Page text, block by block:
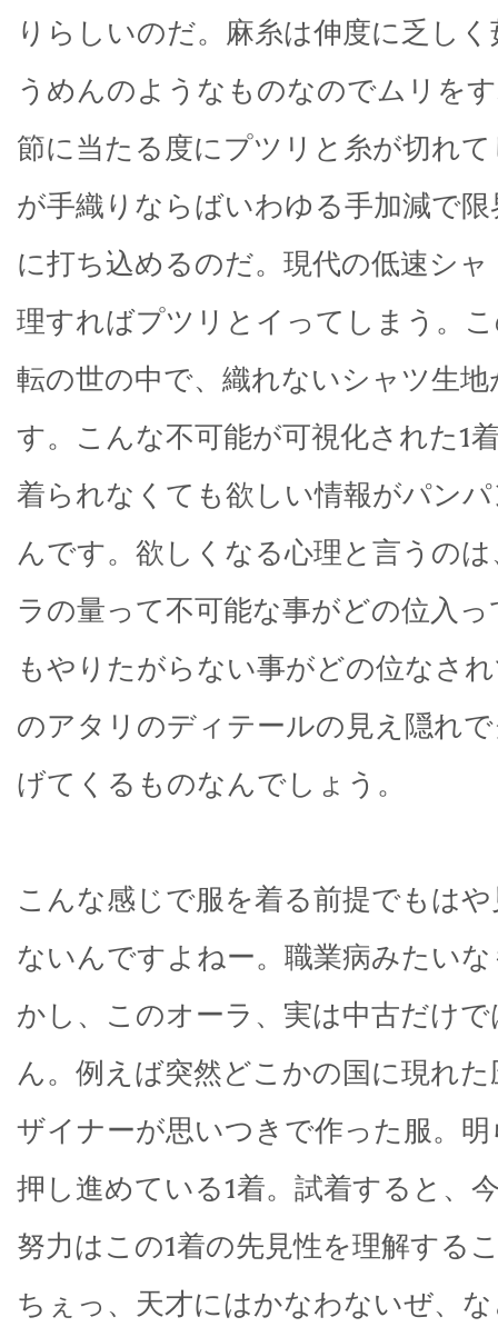
りらしいのだ。麻糸は伸度に乏し
うめんのようなものなのでムリを
節に当たる度にプツリと糸が切れ
が手織りならばいわゆる手加減で
に打ち込めるのだ。現代の低速シ
理すればプツリとイってしまう。
転の世の中で、織れないシャツ生
す。こんな不可能が可視化された1
着られなくても欲しい情報がパン
んです。欲しくなる心理と言うの
ラの量って不可能な事がどの位入
もやりたがらない事がどの位なさ
のアタリのディテールの見え隠れ
げてくるものなんでしょう。
こんな感じで服を着る前提でもは
ないんですよねー。職業病みたい
かし、このオーラ、実は中古だけ
ん。例えば突然どこかの国に現れ
ザイナーが思いつきで作った服。
押し進めている1着。試着すると、
努力はこの1着の先見性を理解する
ちぇっ、天才にはかなわないぜ、